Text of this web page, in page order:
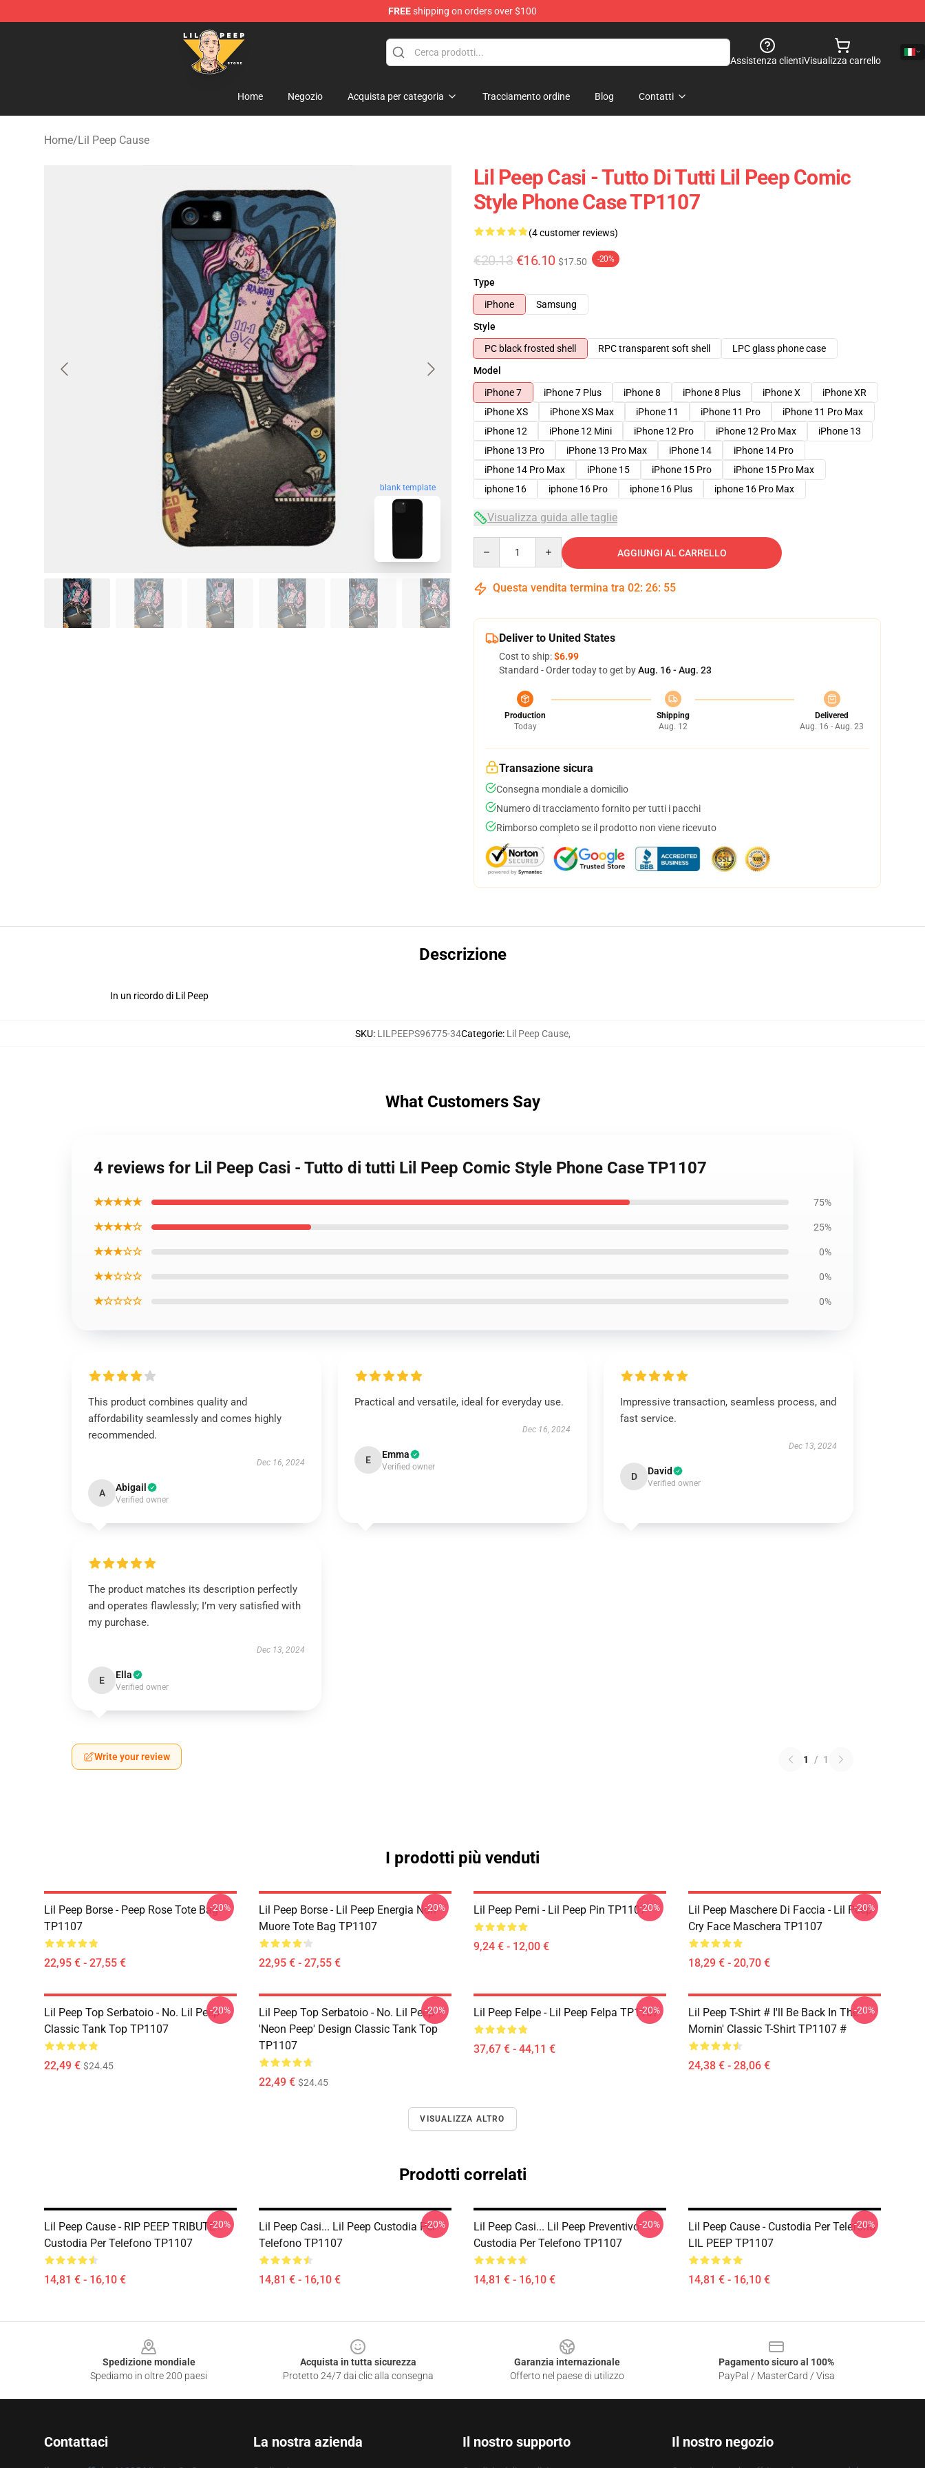
FREEshipping on orders over $100
Lil Peep Store - Official Lil Peep Merchandise Shop
Assistenza clientiVisualizza carrello
Home Negozio Acquista per categoria Tracciamento ordine Blog Contatti
Home/Lil Peep Cause
blank template
Lil Peep Casi - Tutto Di Tutti Lil Peep Comic
Style Phone Case TP1107
(4 customer reviews)
€20.13 €16.10 $17.50 -20%
Type
iPhone
Samsung
Style
PC black frosted shell
RPC transparent soft shell
LPC glass phone case
Model
iPhone 7
iPhone 7 Plus iPhone 8 iPhone 8 Plus iPhone X
iPhone XR
iPhone XS
iPhone XS Max iPhone 11 iPhone 11 Pro
iPhone 11 Pro Max
iPhone 12
iPhone 12 Mini iPhone 12 Pro iPhone 12 Pro Max
iPhone 13
iPhone 13 Pro
iPhone 13 Pro Max iPhone 14
iPhone 14 Pro
iPhone 14 Pro Max
iPhone 15 iPhone 15 Pro
iPhone 15 Pro Max
iphone 16
iphone 16 Pro iphone 16 Plus iphone 16 Pro Max
Visualizza guida alle taglie
AGGIUNGI AL CARRELLO
Questa vendita termina tra 02: 26: 54
Deliver to United States
Cost to ship:$6.99
Standard - Order today to get byAug. 16 - Aug. 23
Production
Today
Shipping
Aug. 12
Delivered
Aug. 16 - Aug. 23
Transazione sicura
Consegna mondiale a domicilio
Numero di tracciamento fornito per tutti i pacchi
Rimborso completo se il prodotto non viene ricevuto
Descrizione
In un ricordo di Lil Peep
SKU: LILPEEPS96775-34Categorie: Lil Peep Cause,
What Customers Say
4 reviews for Lil Peep Casi - Tutto di tutti Lil Peep Comic Style Phone Case TP1107
★★★★★ 75%
★★★★☆ 25%
★★★☆☆ 0%
★★☆☆☆ 0%
★☆☆☆☆ 0%
This product combines quality and
affordability seamlessly and comes highly
recommended.
Dec 16, 2024
A Abigail
Verified owner
Practical and versatile, ideal for everyday use.
Dec 16, 2024
E Emma
Verified owner
Impressive transaction, seamless process, and
fast service.
Dec 13, 2024
D David
Verified owner
The product matches its description perfectly
and operates flawlessly; I’m very satisfied with
my purchase.
Dec 13, 2024
E Ella
Verified owner
Write your review 1 / 1
I prodotti più venduti
Lil Peep Borse - Peep Rose Tote Bag
TP1107
22,95 € - 27,55 €
-20%
Lil Peep Borse - Lil Peep Energia Non
Muore Tote Bag TP1107
22,95 € - 27,55 €
-20% Lil Peep Perni - Lil Peep Pin TP1107
9,24 € - 12,00 €
-20%
Lil Peep Maschere Di Faccia - Lil Peep
Cry Face Maschera TP1107
18,29 € - 20,70 €
-20%
Lil Peep Top Serbatoio - No. Lil Peep
Classic Tank Top TP1107
22,49 € $24.45
-20%
Lil Peep Top Serbatoio - No. Lil Peep
'Neon Peep' Design Classic Tank Top
TP1107
22,49 € $24.45
-20% Lil Peep Felpe - Lil Peep Felpa TP1107
37,67 € - 44,11 €
-20%
Lil Peep T-Shirt # I'll Be Back In The
Mornin' Classic T-Shirt TP1107 #
24,38 € - 28,06 €
-20%
VISUALIZZA ALTRO
Prodotti correlati
Lil Peep Cause - RIP PEEP TRIBUTE
Custodia Per Telefono TP1107
14,81 € - 16,10 €
-20%
Lil Peep Casi... Lil Peep Custodia Per
Telefono TP1107
14,81 € - 16,10 €
-20%
Lil Peep Casi... Lil Peep Preventivo
Custodia Per Telefono TP1107
14,81 € - 16,10 €
-20%
Lil Peep Cause - Custodia Per Telefono
LIL PEEP TP1107
14,81 € - 16,10 €
-20%
Spedizione mondiale
Spediamo in oltre 200 paesi
Acquista in tutta sicurezza
Protetto 24/7 dai clic alla consegna
Garanzia internazionale
Offerto nel paese di utilizzo
Pagamento sicuro al 100%
PayPal / MasterCard / Visa
Contattaci La nostra azienda Il nostro supporto Il nostro negozio